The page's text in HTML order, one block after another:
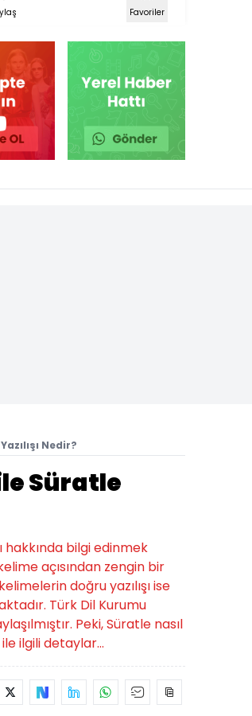
Favoriler
Nedir?
Süratle
hakkında bilgi edinmek
açısından zengin bir
doğru yazılışı ise
Türk Dil Kurumu
Peki, Süratle nasıl
ile ilgili detaylar...